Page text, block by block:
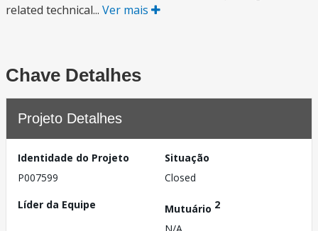
related technical... Ver mais
Chave Detalhes
Projeto Detalhes
Identidade do Projeto
P007599
Situação
Closed
Líder da Equipe
Mutuário 2
N/A